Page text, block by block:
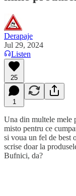
Derapaje
Jul 29, 2024
Listen
25
1
Una din multele mele
misto pentru ce
si voua un fel de best
scrise doar la
Bufnici, da?